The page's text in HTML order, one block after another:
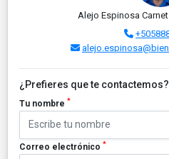
Alejo Espinosa
¿Prefieres que te contactemos?
Tu nombre *
Correo electrónico *